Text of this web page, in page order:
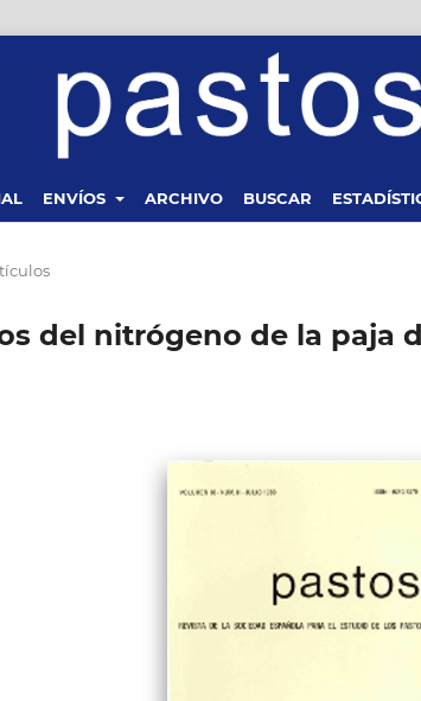
ENVÍOS ARCHIVO BUSCAR
del nitrógeno de la paja